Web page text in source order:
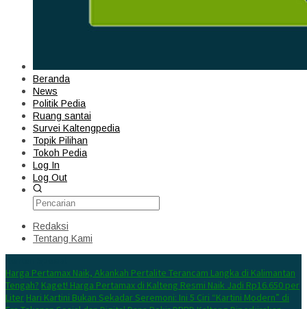
Beranda
News
Politik Pedia
Ruang santai
Survei Kaltengpedia
Topik Pilihan
Tokoh Pedia
Log In
Log Out
Redaksi
Tentang Kami
Harga Pertamax Naik, Akankah Pertalite Terancam Langka di Kalimantan
Tengah? Kaget! Harga Pertamax di Kalteng Resmi Naik Jadi Rp16.650 per
Liter Hari Kartini Bukan Sekadar Seremoni: Ini 5 Ciri “Kartini Modern” di